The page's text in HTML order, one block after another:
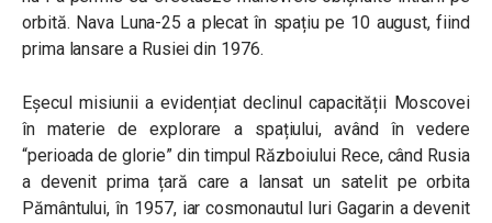
orbită. Nava Luna-25 a plecat în spațiu pe 10 august, fiind
prima lansare a Rusiei din 1976.
Eșecul misiunii a evidențiat declinul capacității Moscovei
în materie de explorare a spațiului, având în vedere
“perioada de glorie” din timpul Războiului Rece, când Rusia
a devenit prima țară care a lansat un satelit pe orbita
Pământului, în 1957, iar cosmonautul Iuri Gagarin a devenit